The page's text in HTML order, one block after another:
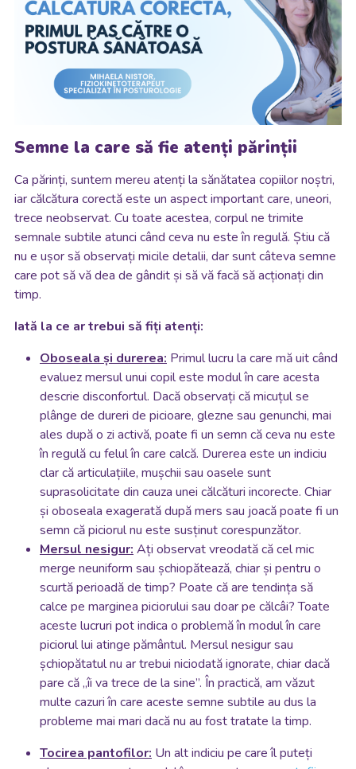
Semne la care să fie atenți părinții
Ca părinți, suntem mereu atenți la sănătatea copiilor noștri,
iar călcătura corectă este un aspect important care, uneori,
trece neobservat. Cu toate acestea, corpul ne trimite
semnale subtile atunci când ceva nu este în regulă. Știu că
nu e ușor să observați micile detalii, dar sunt câteva semne
care pot să vă dea de gândit și să vă facă să acționați din
timp.
Iată la ce ar trebui să fiți atenți:
Oboseala și durerea: Primul lucru la care mă uit când
evaluez mersul unui copil este modul în care acesta
descrie disconfortul. Dacă observați că micuțul se
plânge de dureri de picioare, glezne sau genunchi, mai
ales după o zi activă, poate fi un semn că ceva nu este
în regulă cu felul în care calcă. Durerea este un indiciu
clar că articulațiile, mușchii sau oasele sunt
suprasolicitate din cauza unei călcături incorecte. Chiar
și oboseala exagerată după mers sau joacă poate fi un
semn că piciorul nu este susținut corespunzător.
Mersul nesigur: Ați observat vreodată că cel mic
merge neuniform sau șchiopătează, chiar și pentru o
scurtă perioadă de timp? Poate că are tendința să
calce pe marginea piciorului sau doar pe călcâi? Toate
aceste lucruri pot indica o problemă în modul în care
piciorul lui atinge pământul. Mersul nesigur sau
șchiopătatul nu ar trebui niciodată ignorate, chiar dacă
pare că „îi va trece de la sine”. În practică, am văzut
multe cazuri în care aceste semne subtile au dus la
probleme mai mari dacă nu au fost tratate la timp.
Tocirea pantofilor: Un alt indiciu pe care îl puteți